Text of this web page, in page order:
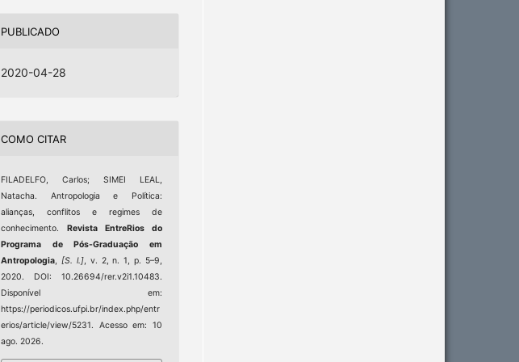
PUBLICADO
2020-04-28
COMO CITAR
FILADELFO, Carlos; SIMEI LEAL,
Natacha. Antropologia e Política:
alianças, conflitos e regimes de
conhecimento.Revista EntreRios do
Programa de Pós-Graduação em
Antropologia, [S. l.], v. 2, n. 1, p. 5–9,
2020. DOI: 10.26694/rer.v2i1.10483.
Disponível em:
https://periodicos.ufpi.br/index.php/entr
erios/article/view/5231. Acesso em: 10
ago. 2026.